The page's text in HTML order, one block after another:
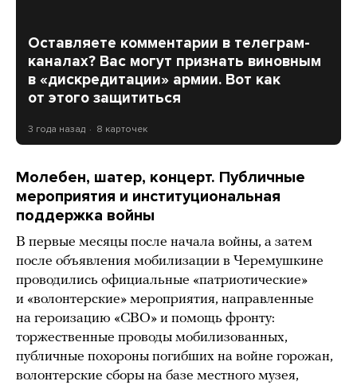
Оставляете комментарии в телеграм-
каналах? Вас могут признать виновным
в «дискредитации» армии. Вот как
от этого защититься
3 года назад 8 карточек
Молебен, шатер, концерт. Публичные
мероприятия и институциональная
поддержка войны
В первые месяцы после начала войны, а затем
после объявления мобилизации в Черемушкине
проводились официальные «патриотические»
и «волонтерские» мероприятия, направленные
на героизацию «СВО» и помощь фронту:
торжественные проводы мобилизованных,
публичные похороны погибших на войне горожан,
волонтерские сборы на базе местного музея,